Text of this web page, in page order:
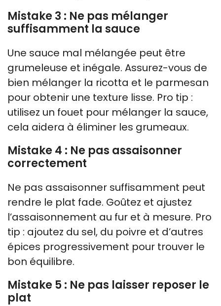
Mistake 3 : Ne pas mélanger
suffisamment la sauce
Une sauce mal mélangée peut être
grumeleuse et inégale. Assurez-vous de
bien mélanger la ricotta et le parmesan
pour obtenir une texture lisse. Pro tip :
utilisez un fouet pour mélanger la sauce,
cela aidera à éliminer les grumeaux.
Mistake 4 : Ne pas assaisonner
correctement
Ne pas assaisonner suffisamment peut
rendre le plat fade. Goûtez et ajustez
l’assaisonnement au fur et à mesure. Pro
tip : ajoutez du sel, du poivre et d’autres
épices progressivement pour trouver le
bon équilibre.
Mistake 5 : Ne pas laisser reposer le
plat